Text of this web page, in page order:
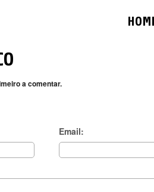
a comentar.
Email: